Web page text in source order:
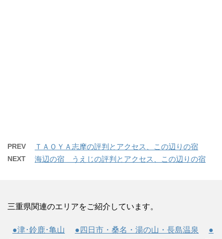
PREV ＴＡＯＹＡ志摩の評判とアクセス、この辺りの宿
NEXT 海辺の宿 うえじの評判とアクセス、この辺りの宿
三重県関連のエリアをご紹介しています。
●津･鈴鹿･亀山 ●四日市・桑名・湯の山・長島温泉
●